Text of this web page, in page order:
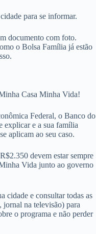
para se informar.
documento com foto.
o Bolsa Família já estão
Casa Minha Vida!
Federal, o Banco do
explicar e a sua família
aplicam ao seu caso.
devem estar sempre
Vida junto ao governo
cidade e consultar todas as
na televisão) para
o programa e não perder